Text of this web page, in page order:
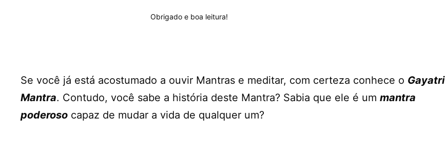
Obrigado e boa leitura!
Se você já está acostumado a ouvir Mantras e meditar, com certeza conhece o Gayatri
Mantra. Contudo, você sabe a história deste Mantra? Sabia que ele é um mantra
poderoso capaz de mudar a vida de qualquer um?